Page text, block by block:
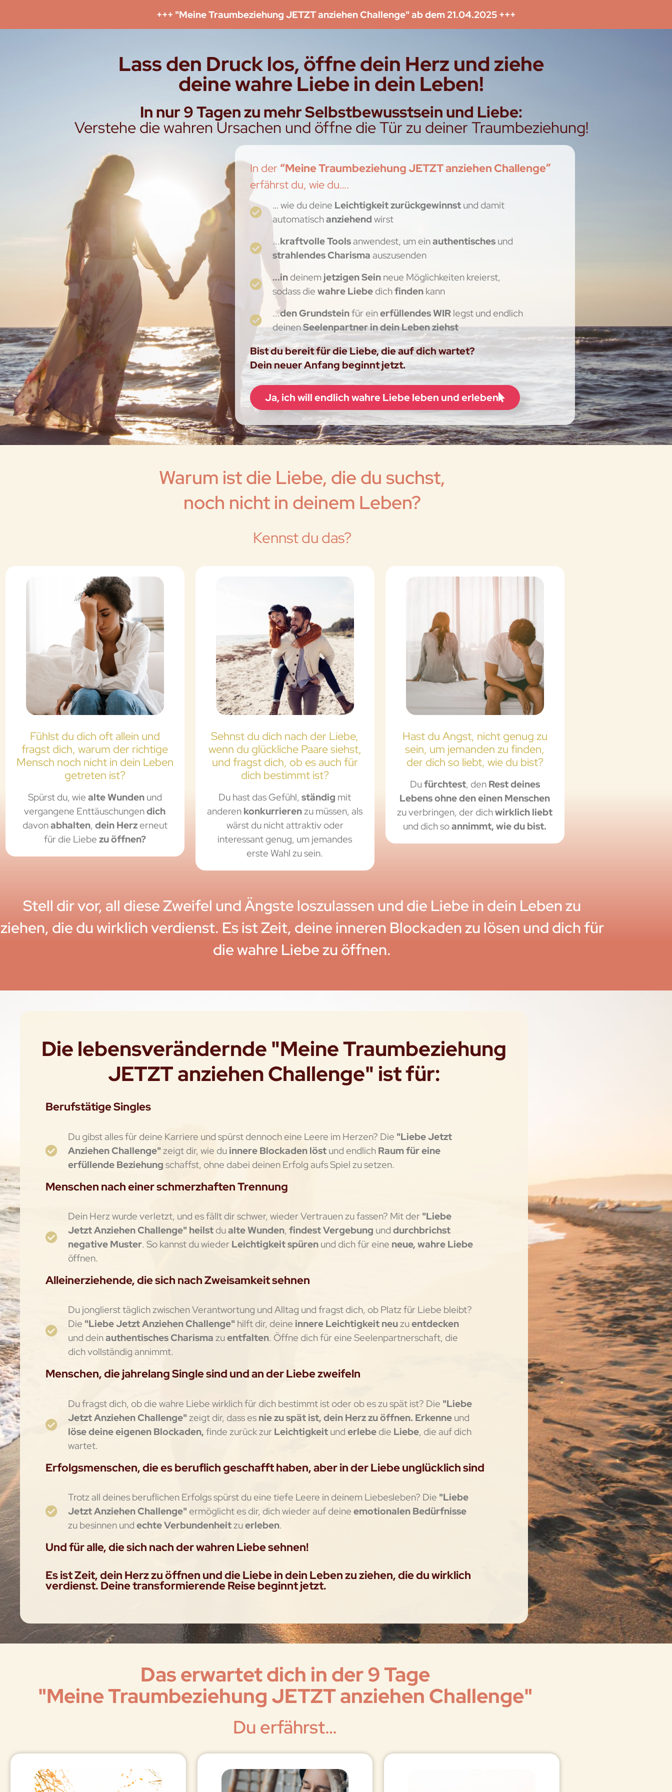
+++ "Meine Traumbeziehung JETZT anziehen Challenge" ab dem 21.04.2025 +++
Lass den Druck los, öffne dein Herz und ziehe
deine wahre Liebe in dein Leben!
In nur 9 Tagen zu mehr Selbstbewusstsein und Liebe:
Verstehe die wahren Ursachen und öffne die Tür zu deiner Traumbeziehung!
In der“Meine Traumbeziehung JETZT anziehen Challenge”
erfährst du, wie du….
… wie du deine Leichtigkeitzurückgewinnstund damit
automatischanziehendwirst
...kraftvolle Toolsanwendest, um einauthentischesund
strahlendes Charismaauszusenden
...indeinem jetzigen Seinneue Möglichkeiten kreierst,
sodass diewahre Liebedichfindenkann
...den Grundsteinfür einerfüllendes WIRlegst und endlich
deinenSeelenpartner in dein Leben ziehst
Bist du bereit für die Liebe, die auf dich wartet?
Dein neuer Anfang beginnt jetzt.
Ja, ich will endlich wahre Liebe leben und erleben
Warum ist die Liebe, die du suchst,
noch nicht in deinem Leben?
Kennst du das?
Fühlst du dich oft allein und
fragst dich, warum der richtige
Mensch noch nicht in dein Leben
getreten ist?
Spürst du, wiealte Wundenund
vergangene Enttäuschungendich
davonabhalten, dein Herzerneut
für die Liebezu öffnen?
Sehnst du dich nach der Liebe,
wenn du glückliche Paare siehst,
und fragst dich, ob es auch für
dich bestimmt ist?
Du hast das Gefühl,ständig mit
anderenkonkurrierenzu müssen, als
wärst du nicht attraktiv oder
interessant genug, um jemandes
erste Wahl zu sein.
Hast du Angst, nicht genug zu
sein, um jemanden zu finden,
der dich so liebt, wie du bist?
Dufürchtest, denRest deines
Lebens ohne den einen Menschen
zu verbringen, der dichwirklich liebt
und dich soannimmt, wie du bist.
Stell dir vor, all diese Zweifel und Ängste loszulassen und die Liebe in dein Leben zu
ziehen, die du wirklich verdienst. Es ist Zeit, deine inneren Blockaden zu lösen und dich für
die wahre Liebe zu öffnen.
Die lebensverändernde "Meine Traumbeziehung
JETZT anziehen Challenge" ist für:
Berufstätige Singles
Du gibst alles für deine Karriere und spürst dennoch eine Leere im Herzen? Die "Liebe Jetzt
Anziehen Challenge"zeigt dir, wie duinnere Blockaden löstund endlichRaum für eine
erfüllende Beziehungschaffst, ohne dabei deinen Erfolg aufs Spiel zu setzen.
Menschen nach einer schmerzhaften Trennung
Dein Herz wurde verletzt, und es fällt dir schwer, wieder Vertrauen zu fassen? Mit der "Liebe
Jetzt Anziehen Challenge" heilstdualte Wunden, findest Vergebung unddurchbrichst
negative Muster. So kannst du wieder Leichtigkeit spürenund dich für eine neue, wahre Liebe
öffnen.
Alleinerziehende, die sich nach Zweisamkeit sehnen
Du jonglierst täglich zwischen Verantwortung und Alltag und fragst dich, ob Platz für Liebe bleibt?
Die "Liebe Jetzt Anziehen Challenge" hilft dir, deine innere Leichtigkeit neuzuentdecken
und deinauthentisches Charismazuentfalten. Öffne dich für eine Seelenpartnerschaft, die
dich vollständig annimmt.
Menschen, die jahrelang Single sind und an der Liebe zweifeln
Du fragst dich, ob die wahre Liebe wirklich für dich bestimmt ist oder ob es zu spät ist? Die "Liebe
Jetzt Anziehen Challenge"zeigt dir, dass esnie zu spät ist, dein Herz zu öffnen. Erkenneund
löse deine eigenen Blockaden,finde zurück zur Leichtigkeitunderlebedie Liebe, die auf dich
wartet.
Erfolgsmenschen, die es beruflich geschafft haben, aber in der Liebe unglücklich sind
Trotz all deines beruflichen Erfolgs spürst du eine tiefe Leere in deinem Liebesleben? Die "Liebe
Jetzt Anziehen Challenge"ermöglicht es dir, dich wieder auf deineemotionalen Bedürfnisse
zu besinnen undechte Verbundenheitzuerleben.
Und für alle, die sich nach der wahren Liebe sehnen!
Es ist Zeit, dein Herz zu öffnen und die Liebe in dein Leben zu ziehen, die du wirklich
verdienst. Deine transformierende Reise beginnt jetzt.
Das erwartet dich in der 9 Tage
"Meine Traumbeziehung JETZT anziehen Challenge"
Du erfährst…